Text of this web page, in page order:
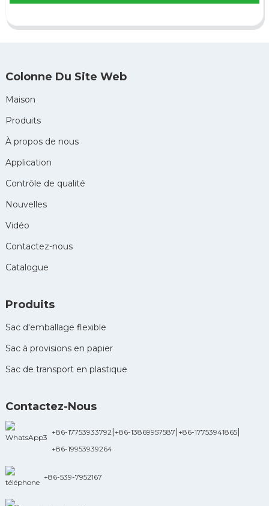
Colonne Du Site Web
Maison
Produits
À propos de nous
Application
Contrôle de qualité
Nouvelles
Vidéo
Contactez-nous
Catalogue
Produits
Sac d'emballage flexible
Sac à provisions en papier
Sac de transport en plastique
Contactez-Nous
+86-17753933792| +86-13869957587 | +86-17753941865|
+86-19953939264
+86-539-7952167